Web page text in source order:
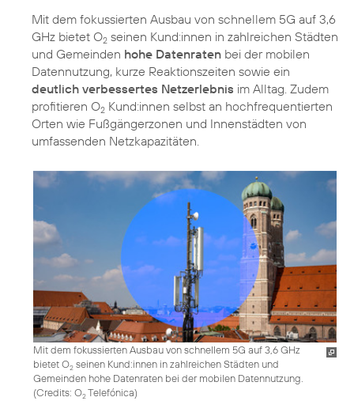
Mit dem fokussierten Ausbau von schnellem 5G auf 3,6
GHz bietet O2 seinen Kund:innen in zahlreichen Städten
und Gemeinden hohe Datenraten bei der mobilen
Datennutzung, kurze Reaktionszeiten sowie ein
deutlich verbessertes Netzerlebnis im Alltag. Zudem
profitieren O2 Kund:innen selbst an hochfrequentierten
Orten wie Fußgängerzonen und Innenstädten von
umfassenden Netzkapazitäten.
Mit dem fokussierten Ausbau von schnellem 5G auf 3,6 GHz
bietet O2 seinen Kund:innen in zahlreichen Städten und
Gemeinden hohe Datenraten bei der mobilen Datennutzung.
(Credits: O2Telefónica)